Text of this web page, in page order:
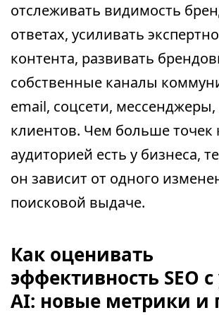
отслеживать видимость
ответах, усиливать
контента, развивать
собственные каналы
email, соцсети, мессенджеры,
клиентов. Чем больше точек
аудиторией есть у бизнеса,
он зависит от одного
поисковой выдаче.
Как оценивать
эффективность SEO
AI: новые метрики и